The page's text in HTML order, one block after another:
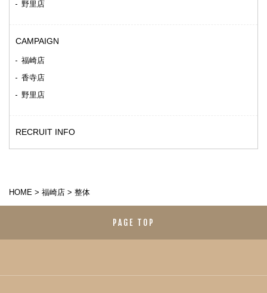
野里店
CAMPAIGN
福崎店
香寺店
野里店
RECRUIT INFO
HOME > 福崎店 > 整体
PAGE TOP